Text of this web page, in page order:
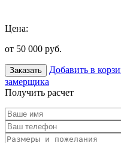
Цена:
от 50 000 руб.
Заказать Добавить в
замерщика
Получить расчет